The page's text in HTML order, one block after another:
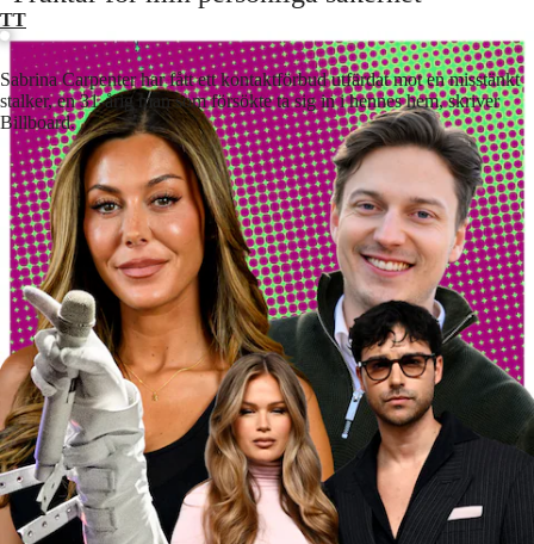
TT
Sabrina Carpenter har fått ett kontaktförbud utfärdat mot en misstänkt
stalker, en 31-årig man som försökte ta sig in i hennes hem, skriver
Billboard.